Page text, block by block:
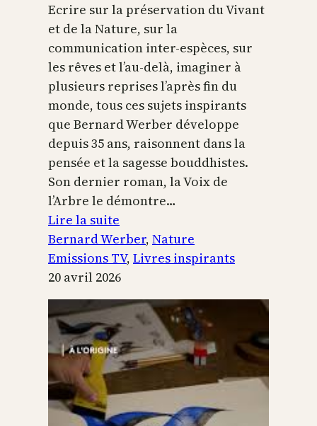
Ecrire sur la préservation du Vivant
et de la Nature, sur la
communication inter-espèces, sur
les rêves et l’au-delà, imaginer à
plusieurs reprises l’après fin du
monde, tous ces sujets inspirants
que Bernard Werber développe
depuis 35 ans, raisonnent dans la
pensée et la sagesse bouddhistes.
Son dernier roman, la Voix de
l’Arbre le démontre…
Lire la suite
La
Voix
de
l’arbre
Bernard Werber, Nature
Emissions TV, Livres inspirants
20 avril 2026